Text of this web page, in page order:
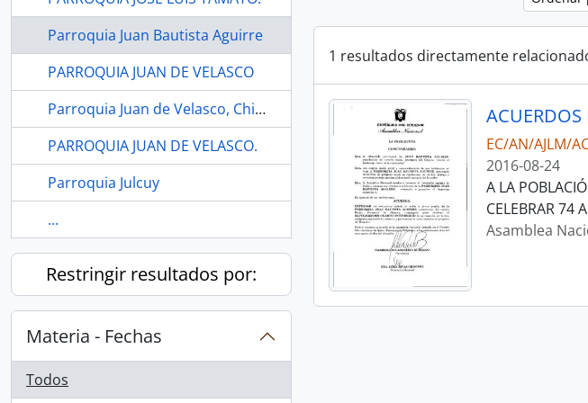
Parroquia Juan Bautista Aguirre
PARROQUIA JUAN DE VELASCO
Parroquia Juan de Velasco, Chimborazo, Colta
PARROQUIA JUAN DE VELASCO.
Parroquia Julcuy
...
Restringir resultados por:
Materia - Fechas
Todos
1 resultados directamente
ACUERDOS
EC/AN/AJLM/
2016-08-24
A LA
CELEBRAR 74
Asamblea